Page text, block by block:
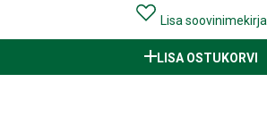
Lisa soovinimekirja
LISA OSTUKORVI